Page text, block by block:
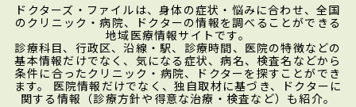
ドクターズ・ファイルは、身体の症状・悩みに合わせ、全国
のクリニック・病院、ドクターの情報を調べることができる
地域医療情報サイトです。
診療科目、行政区、沿線・駅、診療時間、医院の特徴などの
基本情報だけでなく、気になる症状、病名、検査名などから
条件に合ったクリニック・病院、ドクターを探すことができ
ます。 医院情報だけでなく、独自取材に基づき、ドクターに
関する情報（診療方針や得意な治療・検査など）も紹介。